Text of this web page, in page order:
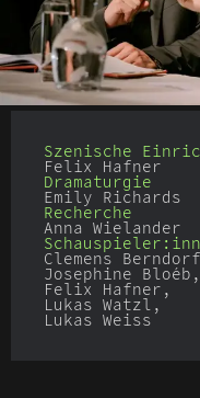
Szenische
Felix Hafner
Dramaturgie
Emily Richards
Recherche
Anna Wielander
Clemens
Josephine Bloéb,
Felix Hafner,
Lukas Watzl,
Lukas Weiss